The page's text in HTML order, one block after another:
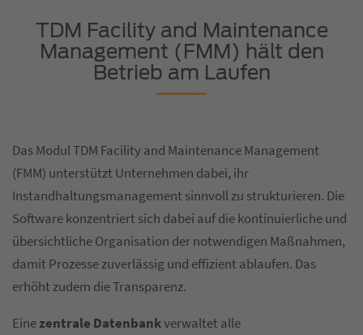
TDM Facility and Maintenance
Management (FMM) hält den
Betrieb am Laufen
Das Modul TDM Facility and Maintenance Management
(FMM) unterstützt Unternehmen dabei, ihr
Instandhaltungsmanagement sinnvoll zu strukturieren. Die
Software konzentriert sich dabei auf die kontinuierliche und
übersichtliche Organisation der notwendigen Maßnahmen,
damit Prozesse zuverlässig und effizient ablaufen. Das
erhöht zudem die Transparenz.
Einezentrale Datenbankverwaltet alle